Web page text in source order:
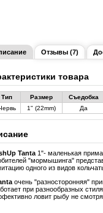
Отзывы (7)
товара
Тип Размер
Съедобка
1" (22mm) Да
Tanta 1"- маленькая
"мормышинга"
одного из видов
очень "разносторонняя"
при разнообразных
ловит рыбу не смотря